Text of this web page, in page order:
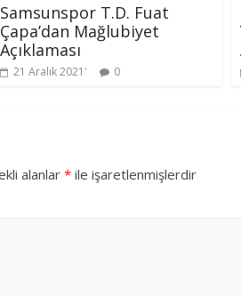
Samsunspor T.D. Fuat
Çapa’dan Mağlubiyet
Açıklaması
21 Aralık 2021 0
alanlar* ile işaretlenmişlerdir